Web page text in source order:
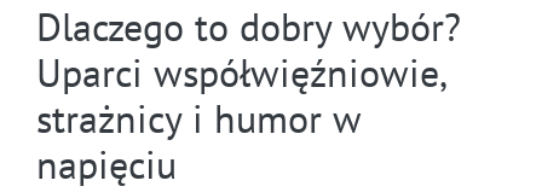
Dlaczego to dobry wybór?
Uparci współwięźniowie,
strażnicy i humor w
napięciu